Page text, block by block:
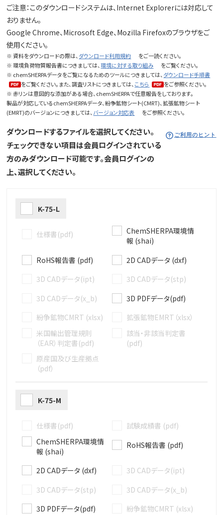
ご注意：このダウンロードシステムは、Internet Explorerには対応して
おりません。
Google Chrome、Microsoft Edge、Mozilla Firefoxのブラウザをご
使用ください。
※ 資料をダウンロードの際は、 ダウンロード利用規約
をご一読ください。
※ 環境負荷物質報告書につきましては、環境に対する取り組み
をご覧ください。
※ chemSHERPAデータをご覧になるためのツールにつきましては、 ダウンロード手順書
をご覧ください。また、調査リストにつきましては、 こちら
をご参照ください。
※ 赤リンは意図的な添加がある場合、chemSHERPAで任意報告をしております。
製品が対応しているchemSHERPAデータ、紛争鉱物シート(CMRT)、拡張鉱物シー ト
(EMRT)のバージョンにつきましては、 バージョン対応表 をご参照ください。
ダウンロードするファイルを選択してください。
チェックできない項目は会員ログインされている
方のみダウンロード可能です。会員ログインの
上、選択してください。
ご利用のヒント
K-75-L
仕様書(pdf)
ChemSHERPA環境情
報 (shai)
RoHS報告書 (pdf)
2D CADデータ (dxf)
3D CADデータ(ipt)
3D CADデータ(stp)
3D CADデータ(x_b)
3D PDFデータ(pdf)
紛争鉱物CMRT (xlsx)
拡張鉱物EMRT（xlsx）
米国輸出管理規則
（EAR）判定書(pdf)
該当・非該当判定書
(pdf)
原産国及び生産拠点
（pdf）
K-75-M
仕様書(pdf)
試験成績書 (pdf)
ChemSHERPA環境情
報 (shai)
RoHS報告書 (pdf)
2D CADデータ (dxf)
3D CADデータ(ipt)
3D CADデータ(stp)
3D CADデータ(x_b)
3D PDFデータ(pdf)
紛争鉱物CMRT (xlsx)